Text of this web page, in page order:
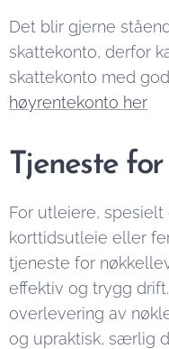
Det blir gjerne
skattekonto, derfor
skattekonto med
høyrentekonto her
Tjeneste
For utleiere,
korttidsutleie eller
tjeneste for
effektiv og trygg
overlevering av
og upraktisk, særlig